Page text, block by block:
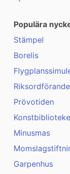
Populära
Stämpel
Borelis
Riksordförande
Prövotiden
Minusmas
Garpenhus